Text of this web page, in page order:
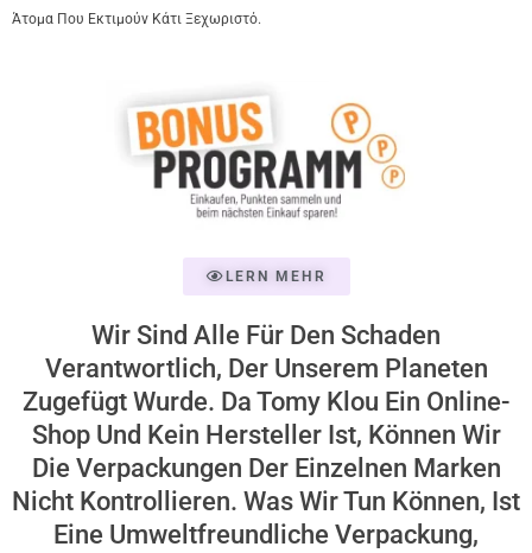
Άτομα Που Εκτιμούν Κάτι Ξεχωριστό.
LERN MEHR
Wir Sind Alle Für Den Schaden
Verantwortlich, Der Unserem Planeten
Zugefügt Wurde. Da Tomy Klou Ein Online-
Shop Und Kein Hersteller Ist, Können Wir
Die Verpackungen Der Einzelnen Marken
Nicht Kontrollieren. Was Wir Tun Können, Ist
Eine Umweltfreundliche Verpackung,